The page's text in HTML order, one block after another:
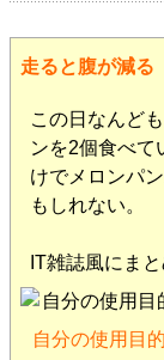
走ると腹が減る
この日なんど
ンを2個食べて
けでメロンパ
もしれない。
IT雑誌風にま
自分の使用目